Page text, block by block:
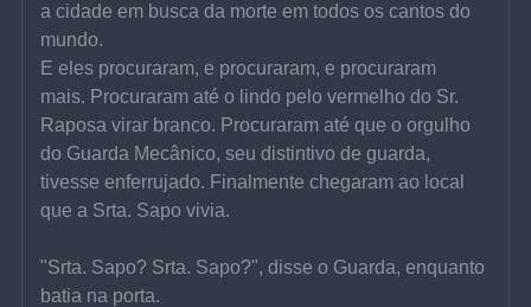
a cidade em busca da morte em todos os cantos do
mundo.
E eles procuraram, e procuraram, e procuraram
mais. Procuraram até o lindo pelo vermelho do Sr.
Raposa virar branco. Procuraram até que o orgulho
do Guarda Mecânico, seu distintivo de guarda,
tivesse enferrujado. Finalmente chegaram ao local
que a Srta. Sapo vivia.
"Srta. Sapo? Srta. Sapo?", disse o Guarda, enquanto
batia na porta.